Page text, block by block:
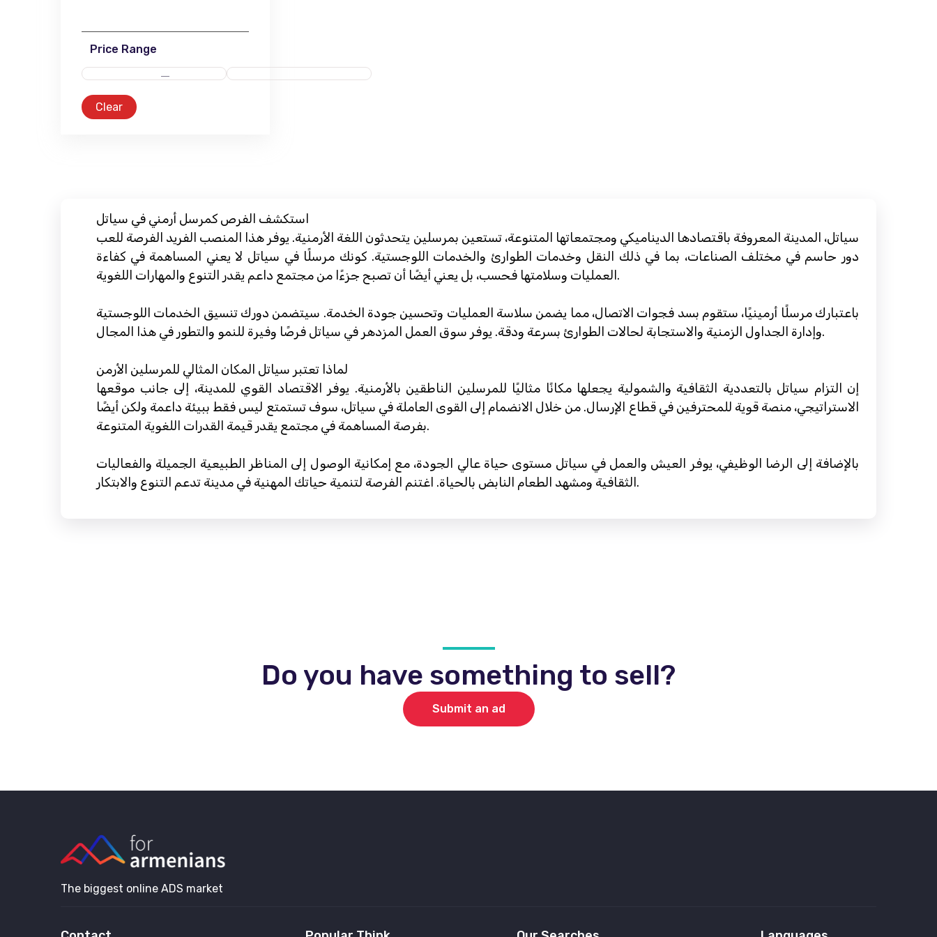
Price Range
Clear
استكشف الفرص كمرسل أرمني في سياتل
سياتل، المدينة المعروفة باقتصادها الديناميكي ومجتمعاتها المتنوعة، تستعين بمرسلين يتحدثون اللغة الأرمنية. يوفر هذا المنصب الفريد الفرصة للعب
دور حاسم في مختلف الصناعات، بما في ذلك النقل وخدمات الطوارئ والخدمات اللوجستية. كونك مرسلًا في سياتل لا يعني المساهمة في كفاءة
العمليات وسلامتها فحسب، بل يعني أيضًا أن تصبح جزءًا من مجتمع داعم يقدر التنوع والمهارات اللغوية.
باعتبارك مرسلًا أرمينيًا، ستقوم بسد فجوات الاتصال، مما يضمن سلاسة العمليات وتحسين جودة الخدمة. سيتضمن دورك تنسيق الخدمات اللوجستية
وإدارة الجداول الزمنية والاستجابة لحالات الطوارئ بسرعة ودقة. يوفر سوق العمل المزدهر في سياتل فرصًا وفيرة للنمو والتطور في هذا المجال.
لماذا تعتبر سياتل المكان المثالي للمرسلين الأرمن
إن التزام سياتل بالتعددية الثقافية والشمولية يجعلها مكانًا مثاليًا للمرسلين الناطقين بالأرمنية. يوفر الاقتصاد القوي للمدينة، إلى جانب موقعها
الاستراتيجي، منصة قوية للمحترفين في قطاع الإرسال. من خلال الانضمام إلى القوى العاملة في سياتل، سوف تستمتع ليس فقط ببيئة داعمة ولكن أيضًا
بفرصة المساهمة في مجتمع يقدر قيمة القدرات اللغوية المتنوعة.
بالإضافة إلى الرضا الوظيفي، يوفر العيش والعمل في سياتل مستوى حياة عالي الجودة، مع إمكانية الوصول إلى المناظر الطبيعية الجميلة والفعاليات
الثقافية ومشهد الطعام النابض بالحياة. اغتنم الفرصة لتنمية حياتك المهنية في مدينة تدعم التنوع والابتكار.
Do you have something to sell?
Submit an ad
The biggest online ADS market